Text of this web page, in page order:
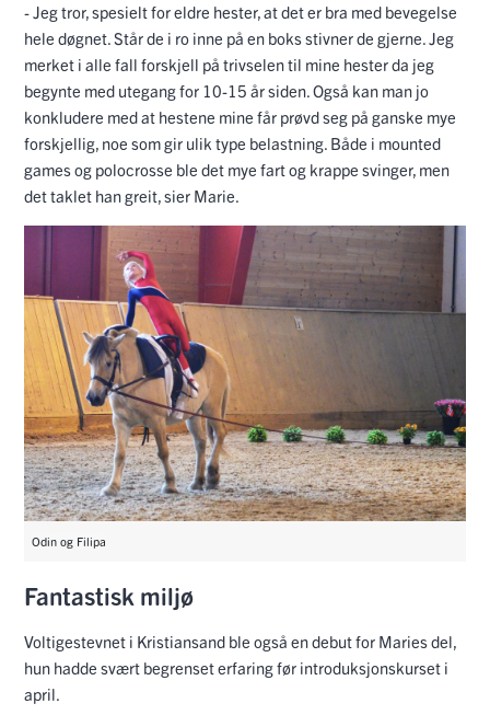
- Jeg tror, spesielt for eldre hester, at det er bra med bevegelse
hele døgnet. Står de i ro inne på en boks stivner de gjerne. Jeg
merket i alle fall forskjell på trivselen til mine hester da jeg
begynte med utegang for 10-15 år siden. Også kan man jo
konkludere med at hestene mine får prøvd seg på ganske mye
forskjellig, noe som gir ulik type belastning. Både i mounted
games og polocrosse ble det mye fart og krappe svinger, men
det taklet han greit, sier Marie.
Odin og Filipa
Fantastisk miljø
Voltigestevnet i Kristiansand ble også en debut for Maries del,
hun hadde svært begrenset erfaring før introduksjonskurset i
april.